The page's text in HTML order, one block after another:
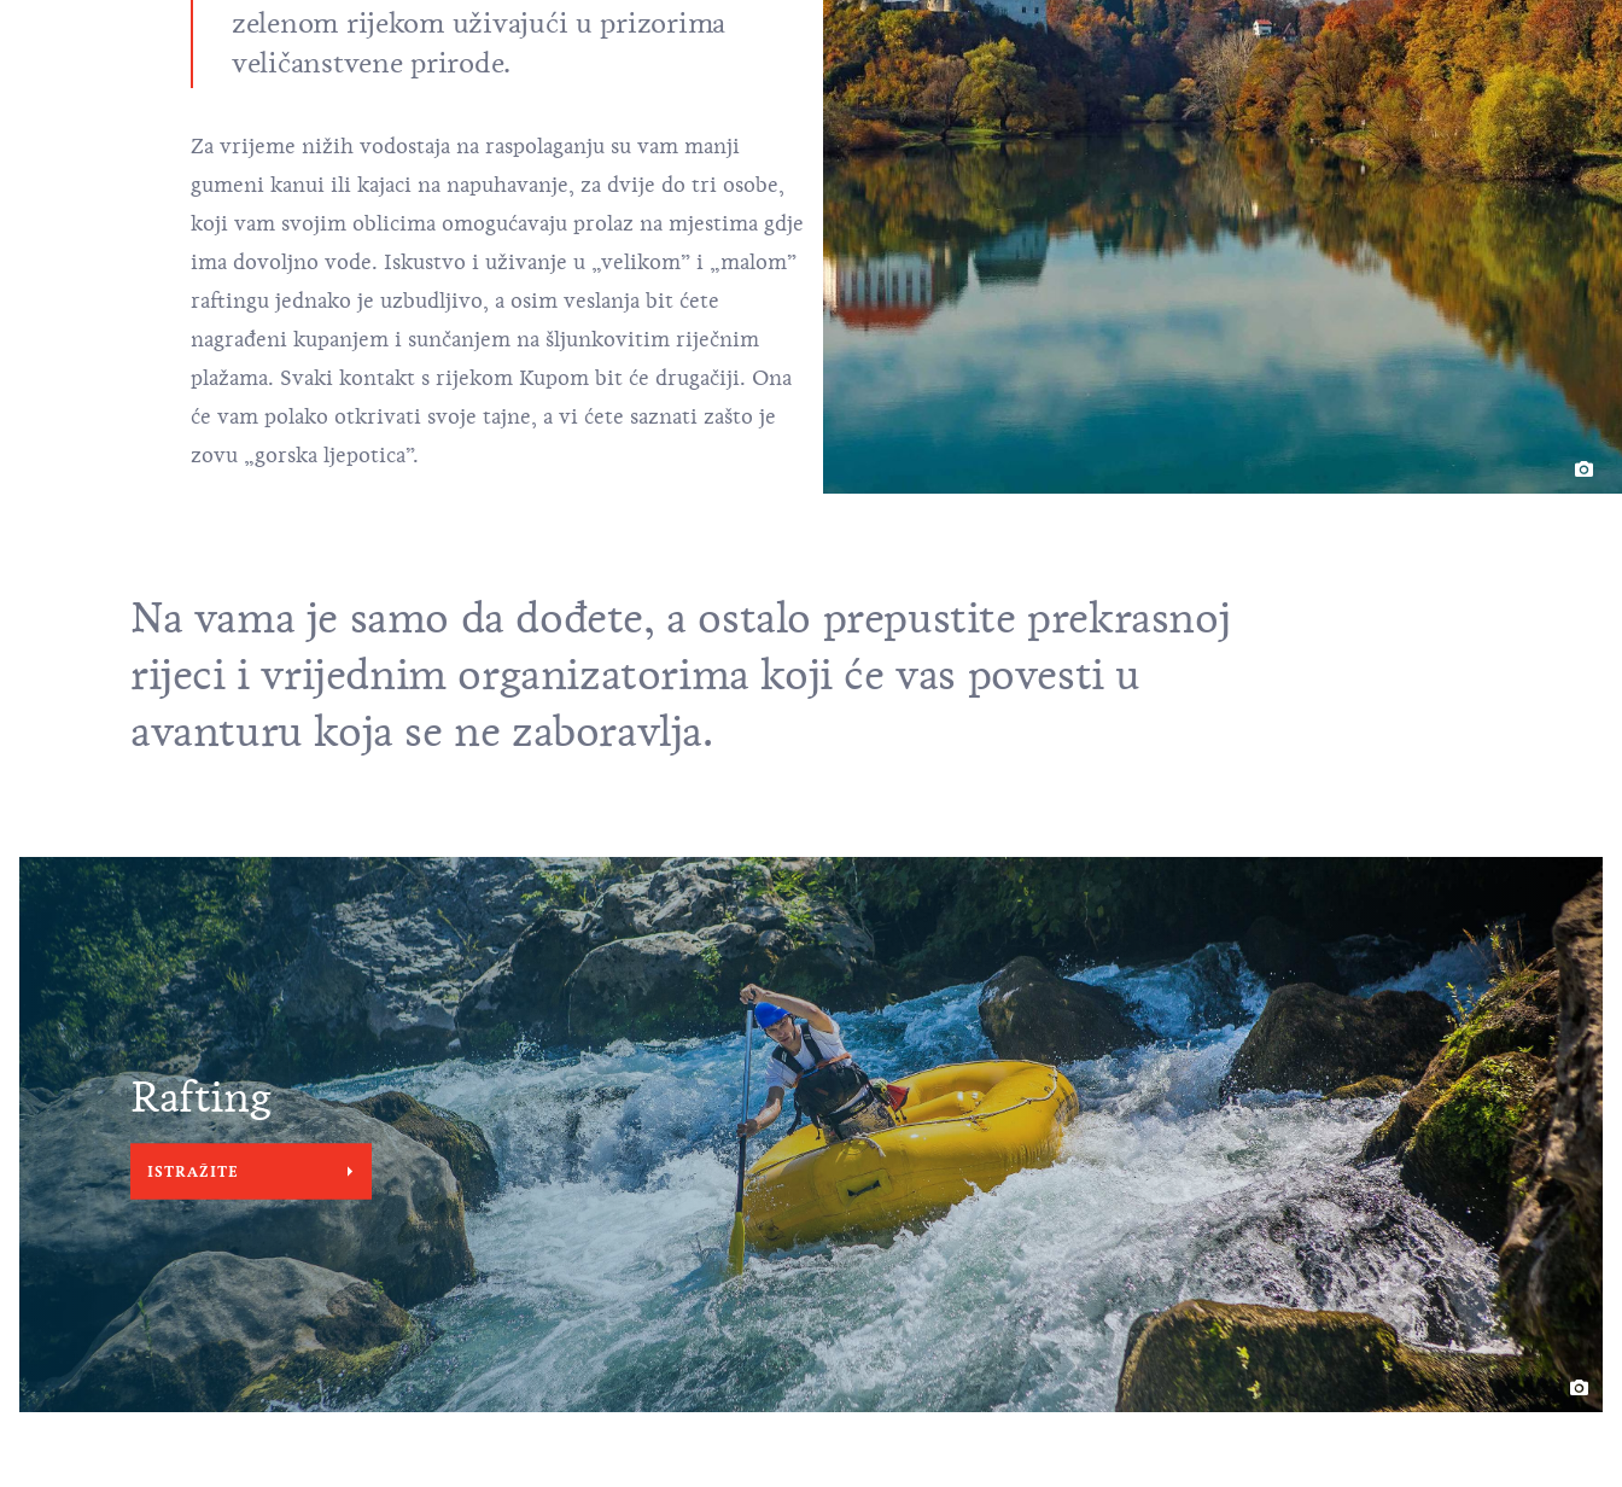
zelenom rijekom uživajući u prizorima
veličanstvene prirode.
Za vrijeme nižih vodostaja na raspolaganju su vam manji
gumeni kanui ili kajaci na napuhavanje, za dvije do tri osobe,
koji vam svojim oblicima omogućavaju prolaz na mjestima gdje
ima dovoljno vode. Iskustvo i uživanje u „velikom” i „malom”
raftingu jednako je uzbudljivo, a osim veslanja bit ćete
nagrađeni kupanjem i sunčanjem na šljunkovitim riječnim
plažama. Svaki kontakt s rijekom Kupom bit će drugačiji. Ona
će vam polako otkrivati svoje tajne, a vi ćete saznati zašto je
zovu „gorska ljepotica”.
Na vama je samo da dođete, a ostalo prepustite prekrasnoj
rijeci i vrijednim organizatorima koji će vas povesti u
avanturu koja se ne zaboravlja.
Rafting
ISTRAŽITE